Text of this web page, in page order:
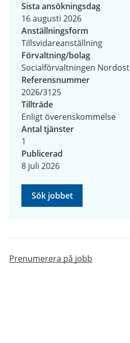
Sista ansökningsdag
16 augusti 2026
Anställningsform
Tillsvidareanställning
Förvaltning/bolag
Socialförvaltningen Nordost
Referensnummer
2026/3125
Tillträde
Enligt överenskommelse
Antal tjänster
1
Publicerad
8 juli 2026
Sök jobbet
Prenumerera på jobb